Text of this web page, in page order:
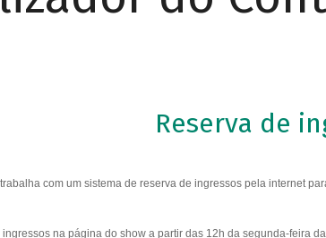
Reserva de
com um sistema de reserva de ingressos pela internet
na página do show a partir das 12h da segunda-feira